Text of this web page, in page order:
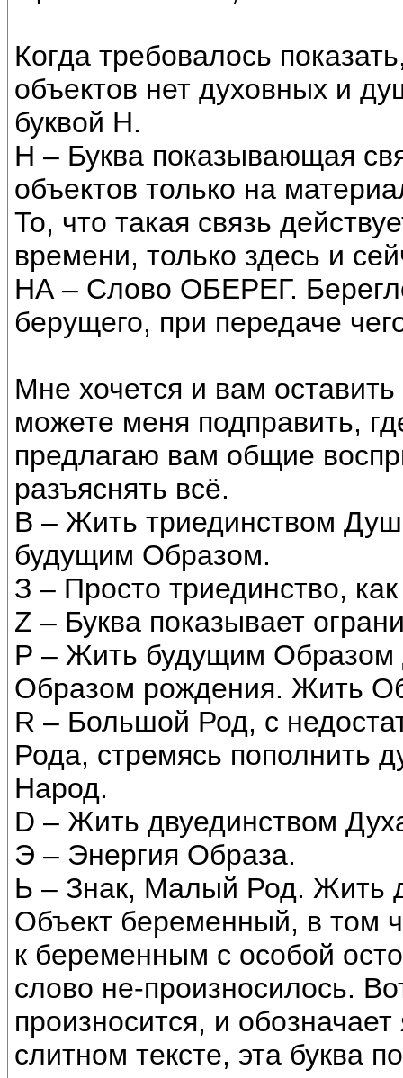
Когда требовалось
объектов нет духовных и
буквой Н.
Н – Буква показывающая
объектов только на
То, что такая связь
времени, только здесь и
НА – Слово ОБЕРЕГ.
берущего, при передаче
Мне хочется и вам
можете меня подправить,
предлагаю вам общие
разъяснять всё.
В – Жить триединством
будущим Образом.
З – Просто триединство,
Z – Буква показывает
Р – Жить будущим Образом
Образом рождения. Жить
R – Большой Род, с
Рода, стремясь пополнить
Народ.
D – Жить двуединством
Э – Энергия Образа.
Ь – Знак, Малый Род. Жить
Объект беременный, в том
к беременным с особой
слово не-произносилось.
произносится, и
слитном тексте, эта буква